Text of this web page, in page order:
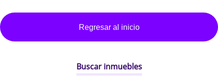
Regresar al inicio
Buscar inmuebles